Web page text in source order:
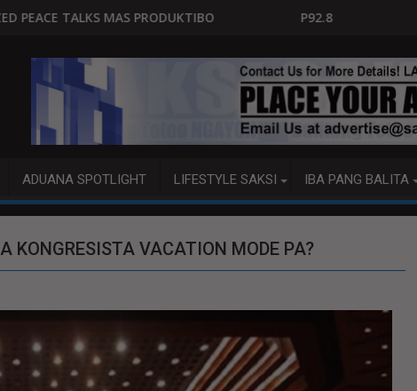
P92.8 MILYON ANG USAPAN, P1 MILYON ANG
ADUANA SPOTLIGHT LIFESTYLE SAKSI IBA PANG BALITA
VACATION MODE PA?